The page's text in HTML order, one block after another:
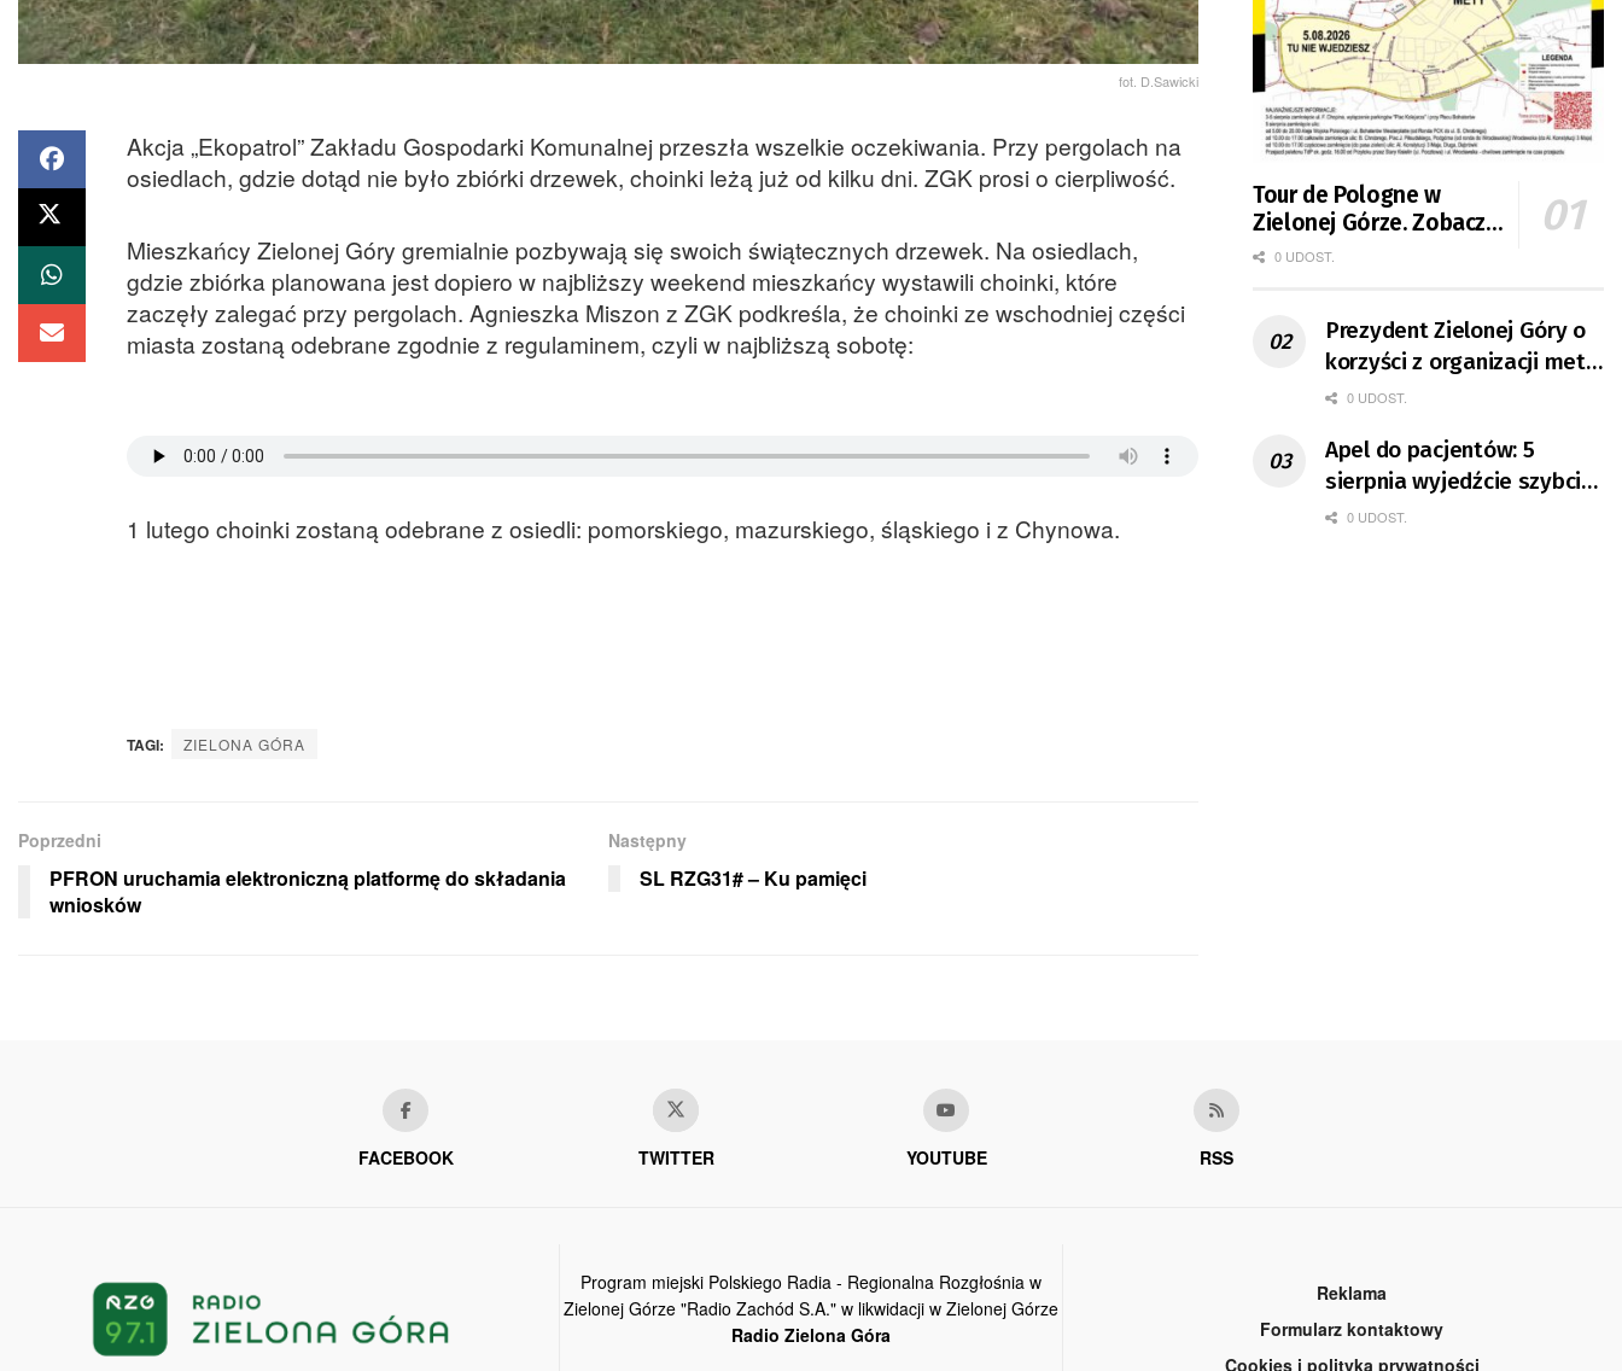
fot. D.Sawicki
Akcja „Ekopatrol” Zakładu Gospodarki Komunalnej przeszła wszelkie oczekiwania. Przy pergolach na
osiedlach, gdzie dotąd nie było zbiórki drzewek, choinki leżą już od kilku dni. ZGK prosi o cierpliwość.
Mieszkańcy Zielonej Góry gremialnie pozbywają się swoich świątecznych drzewek. Na osiedlach,
gdzie zbiórka planowana jest dopiero w najbliższy weekend mieszkańcy wystawili choinki, które
zaczęły zalegać przy pergolach. Agnieszka Miszon z ZGK podkreśla, że choinki ze wschodniej części
miasta zostaną odebrane zgodnie z regulaminem, czyli w najbliższą sobotę:
1 lutego choinki zostaną odebrane z osiedli: pomorskiego, mazurskiego, śląskiego i z Chynowa.
TAGI: ZIELONA GÓRA
Poprzedni
PFRON uruchamia elektroniczną platformę do składania
wniosków
Następny
SL RZG31# – Ku pamięci
Tour de Pologne w
Zielonej Górze. Zobacz
zmiany w organizacji
0 UDOST.
Prezydent Zielonej Góry o
korzyści z organizacji mety
Tour de Pologne
0 UDOST.
Apel do pacjentów: 5
sierpnia wyjedźcie szybciej
z domów
0 UDOST.
FACEBOOK TWITTER YOUTUBE RSS
Program miejski Polskiego Radia - Regionalna Rozgłośnia w
Zielonej Górze "Radio Zachód S.A." w likwidacji w Zielonej Górze
Radio Zielona Góra
Reklama
Formularz kontaktowy
Cookies i polityka prywatności